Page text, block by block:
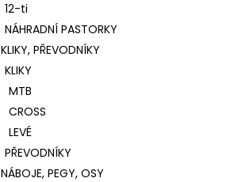
12-ti
NÁHRADNÍ PASTORKY
KLIKY, PŘEVODNÍKY
KLIKY
MTB
CROSS
LEVÉ
PŘEVODNÍKY
NÁBOJE, PEGY, OSY